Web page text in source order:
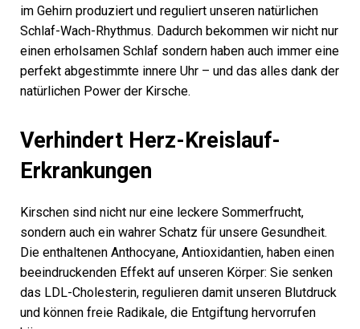
im Gehirn produziert und reguliert unseren natürlichen
Schlaf-Wach-Rhythmus. Dadurch bekommen wir nicht nur
einen erholsamen Schlaf sondern haben auch immer eine
perfekt abgestimmte innere Uhr – und das alles dank der
natürlichen Power der Kirsche.
Verhindert Herz-Kreislauf-
Erkrankungen
Kirschen sind nicht nur eine leckere Sommerfrucht,
sondern auch ein wahrer Schatz für unsere Gesundheit.
Die enthaltenen Anthocyane, Antioxidantien, haben einen
beeindruckenden Effekt auf unseren Körper: Sie senken
das LDL-Cholesterin, regulieren damit unseren Blutdruck
und können freie Radikale, die Entgiftung hervorrufen